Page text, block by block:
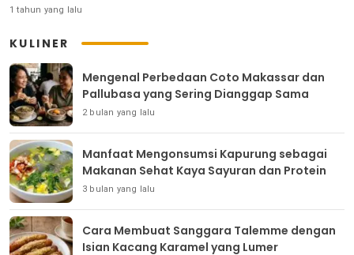
1 tahun yang lalu
KULINER
Mengenal Perbedaan Coto Makassar dan
Pallubasa yang Sering Dianggap Sama
2 bulan yang lalu
Manfaat Mengonsumsi Kapurung sebagai
Makanan Sehat Kaya Sayuran dan Protein
3 bulan yang lalu
Cara Membuat Sanggara Talemme dengan
Isian Kacang Karamel yang Lumer